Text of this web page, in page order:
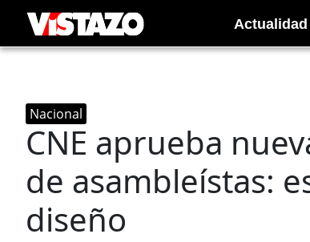
Actualidad
Nacional
CNE aprueba
de asambleístas:
diseño